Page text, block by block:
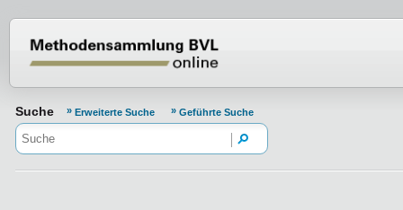
Suche Erweiterte Suche Geführte Suche